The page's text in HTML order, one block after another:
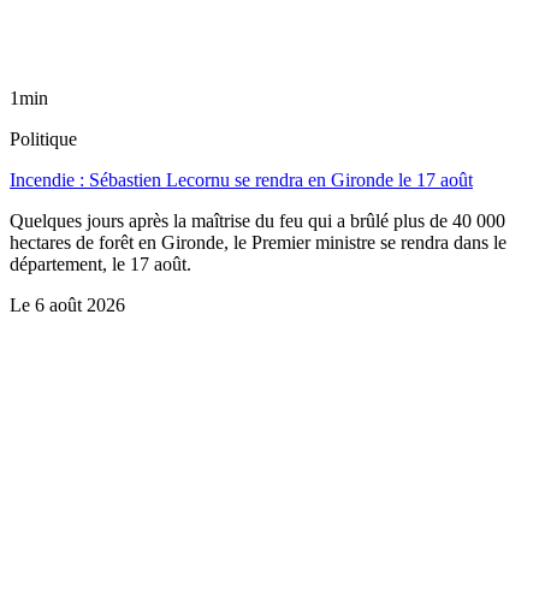
1min
Politique
Incendie : Sébastien Lecornu se rendra en Gironde le 17 août
Quelques jours après la maîtrise du feu qui a brûlé plus de 40 000
hectares de forêt en Gironde, le Premier ministre se rendra dans le
département, le 17 août.
Le 6 août 2026